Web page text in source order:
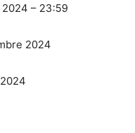
– 23:59
2024